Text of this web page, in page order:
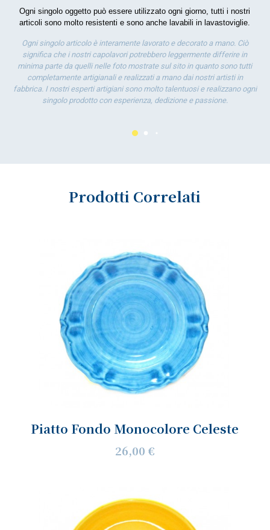
Ogni singolo oggetto può essere utilizzato ogni giorno, tutti i nostri
articoli sono molto resistenti e sono anche lavabili in lavastoviglie.
Ogni singolo articolo è interamente lavorato e decorato a mano. Ciò
significa che i nostri capolavori potrebbero leggermente differire in
minima parte da quelli nelle foto mostrate sul sito in quanto sono tutti
completamente artigianali e realizzati a mano dai nostri artisti in
fabbrica. I nostri esperti artigiani sono molto talentuosi e realizzano ogni
singolo prodotto con esperienza, dedizione e passione.
Prodotti Correlati
Piatto Fondo Monocolore Celeste
26,00 €